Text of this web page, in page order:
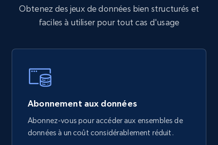
Glassdoor companies overview information
Details founded, Details type, Country code,
Business
Buy Now
Obtenez des jeux de données bien structurés et
faciles à utiliser pour tout cas d'usage
Abonnement aux données
Abonnez-vous pour accéder aux ensembles de
données à un coût considérablement réduit.